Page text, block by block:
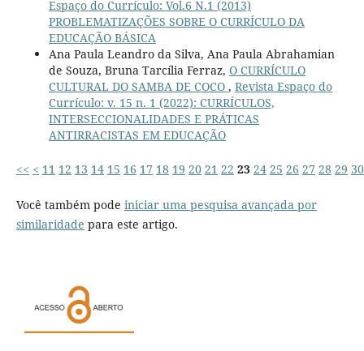
Espaço do Currículo: Vol.6 N.1 (2013)
PROBLEMATIZAÇÕES SOBRE O CURRÍCULO DA
EDUCAÇÃO BÁSICA
Ana Paula Leandro da Silva, Ana Paula Abrahamian
de Souza, Bruna Tarcília Ferraz, O CURRÍCULO
CULTURAL DO SAMBA DE COCO , Revista Espaço do
Currículo: v. 15 n. 1 (2022): CURRÍCULOS,
INTERSECCIONALIDADES E PRÁTICAS
ANTIRRACISTAS EM EDUCAÇÃO
<< < 11 12 13 14 15 16 17 18 19 20 21 22 23 24 25 26 27 28 29 30
Você também pode iniciar uma pesquisa avançada por
similaridade para este artigo.